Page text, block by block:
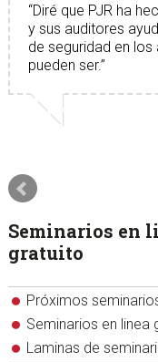
Diré que PJR ha
y sus auditores
de seguridad en
pueden ser.
Seminarios en
gratuito
Próximos
Seminarios en linea
Laminas de